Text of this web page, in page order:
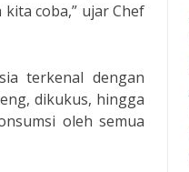
coba,” ujar Chef
terkenal dengan
dikukus, hingga
oleh semua